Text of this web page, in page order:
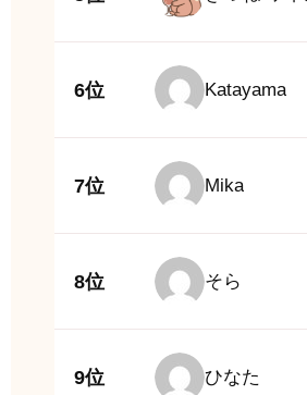
6位 Katayama
7位 Mika
8位 そら
9位 ひなた